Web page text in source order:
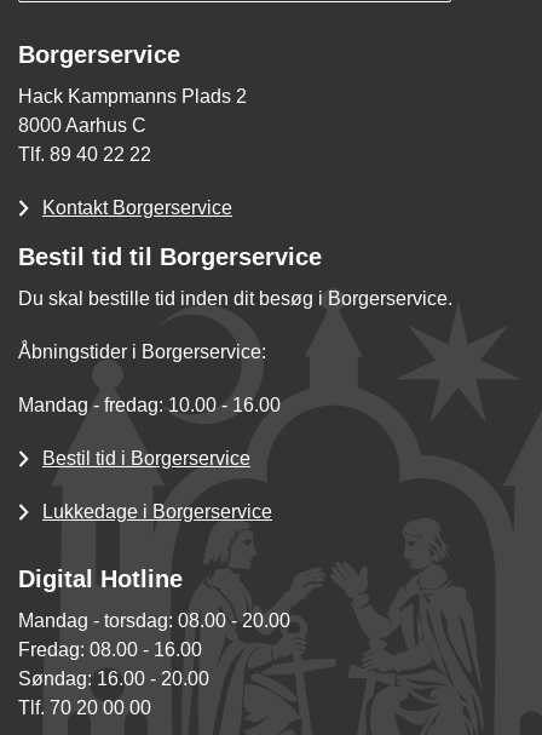
Borgerservice
Hack Kampmanns Plads 2
8000 Aarhus C
Tlf. 89 40 22 22
Kontakt Borgerservice
Bestil tid til Borgerservice
Du skal bestille tid inden dit besøg i Borgerservice.
Åbningstider i Borgerservice:
Mandag - fredag: 10.00 - 16.00
Bestil tid i Borgerservice
Lukkedage i Borgerservice
Digital Hotline
Mandag - torsdag: 08.00 - 20.00
Fredag: 08.00 - 16.00
Søndag: 16.00 - 20.00
Tlf. 70 20 00 00